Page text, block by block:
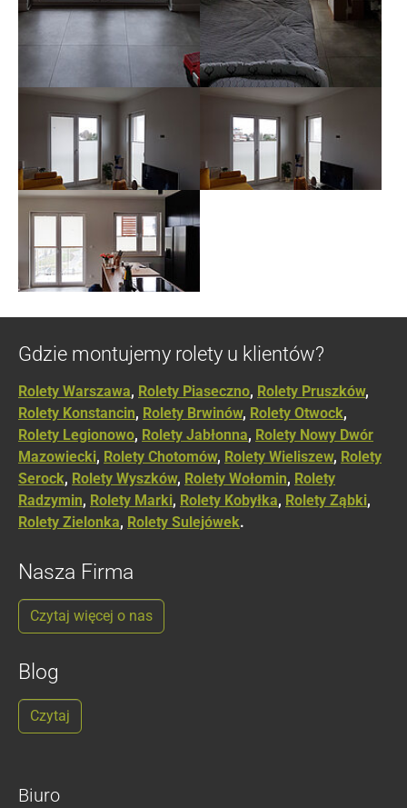
Show larger version Show larger version
Show larger version
Gdzie montujemy rolety u klientów?
Rolety Warszawa, Rolety Piaseczno, Rolety Pruszków,
Rolety Konstancin, Rolety Brwinów, Rolety Otwock,
Rolety Legionowo, Rolety Jabłonna, Rolety Nowy Dwór
Mazowiecki, Rolety Chotomów, Rolety Wieliszew, Rolety
Serock, Rolety Wyszków, Rolety Wołomin, Rolety
Radzymin, Rolety Marki, Rolety Kobyłka, Rolety Ząbki,
Rolety Zielonka, Rolety Sulejówek.
Nasza Firma
Czytaj więcej o nas
Blog
Czytaj
Biuro